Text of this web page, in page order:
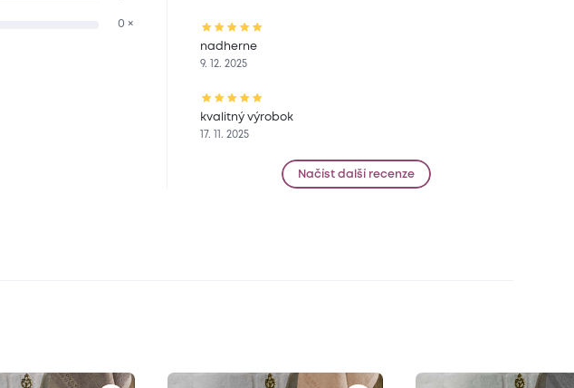
0 ×
nadherne
9. 12. 2025
kvalitný výrobok
17. 11. 2025
Načíst další recenze